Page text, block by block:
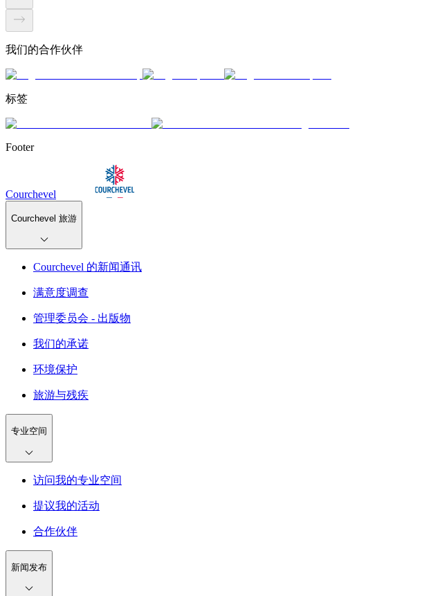
我们的合作伙伴
标签
Footer
Courchevel
Courchevel 旅游
Courchevel 的新闻通讯
满意度调查
管理委员会 - 出版物
我们的承诺
环境保护
旅游与残疾
专业空间
访问我的专业空间
提议我的活动
合作伙伴
新闻发布